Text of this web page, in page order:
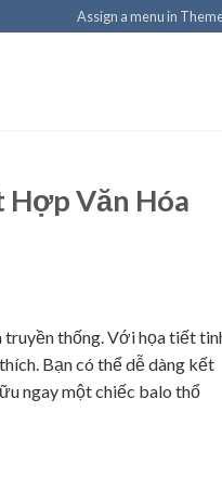
Assign a menu in
Hợp Văn Hóa
truyền thống. Với họa tiết
Bạn có thể dễ dàng kết
ngay một chiếc balo thổ